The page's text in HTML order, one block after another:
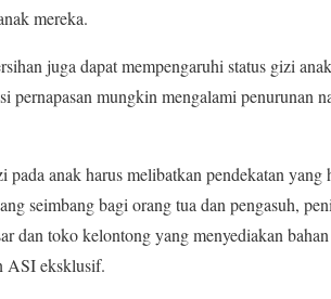
mereka.
juga dapat mempengaruhi status gizi
pernapasan mungkin mengalami penurunan
pada anak harus melibatkan pendekatan
seimbang bagi orang tua dan pengasuh,
dan toko kelontong yang menyediakan
ASI eksklusif.